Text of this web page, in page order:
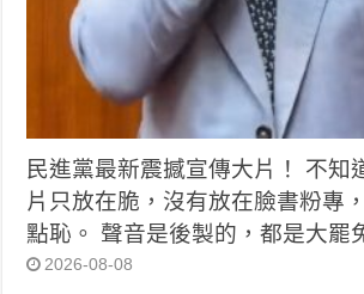
民進黨最新震撼宣傳大片！ 不知
片只放在脆，沒有放在臉書粉專
點恥。 聲音是後製的，都是大罷
2026-08-08